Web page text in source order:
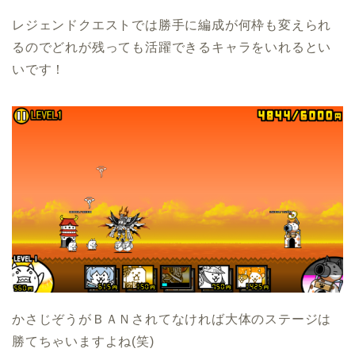
レジェンドクエストでは勝手に編成が何枠も変えられ
るのでどれが残っても活躍できるキャラをいれるとい
いです！
かさじぞうがＢＡＮされてなければ大体のステージは
勝てちゃいますよね(笑)